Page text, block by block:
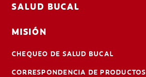
SALUD BUCAL
MISIÓN
CHEQUEO DE SALUD BUCAL
CORRESPONDENCIA DE PRODUCTOS